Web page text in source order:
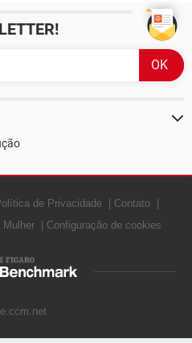
de Privacidade
Contato
Mulher Configuração de cookies